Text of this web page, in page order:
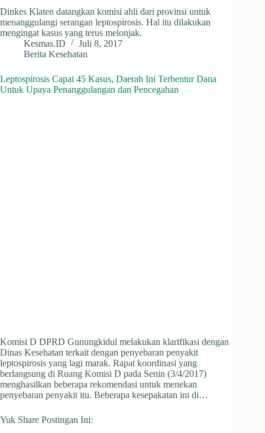
Dinkes Klaten datangkan komisi ahli dari provinsi untuk
menanggulangi serangan leptospirosis. Hal itu dilakukan
mengingat kasus yang terus melonjak.
Kesmas.ID
Juli 8, 2017
Berita Kesehatan
Leptospirosis Capai 45 Kasus, Daerah Ini Terbentur Dana
Untuk Upaya Penanggulangan dan Pencegahan
Komisi D DPRD Gunungkidul melakukan klarifikasi dengan
Dinas Kesehatan terkait dengan penyebaran penyakit
leptospirosis yang lagi marak. Rapat koordinasi yang
berlangsung di Ruang Komisi D pada Senin (3/4/2017)
menghasilkan beberapa rekomendasi untuk menekan
penyebaran penyakit itu. Beberapa kesepakatan ini di…
Yuk Share Postingan Ini: